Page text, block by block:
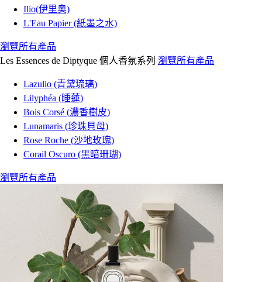
Ilio(伊里奥)
L'Eau Papier (紙墨之水)
瀏覽所有產品
Les Essences de Diptyque 個人香氛系列 瀏覽所有產品
Lazulio (青黛琉璃)
Lilyphéa (睡蓮)
Bois Corsé (濃香樹皮)
Lunamaris (珍珠貝母)
Rose Roche (沙地玫瑰)
Corail Oscuro (黑暗珊瑚)
瀏覽所有產品